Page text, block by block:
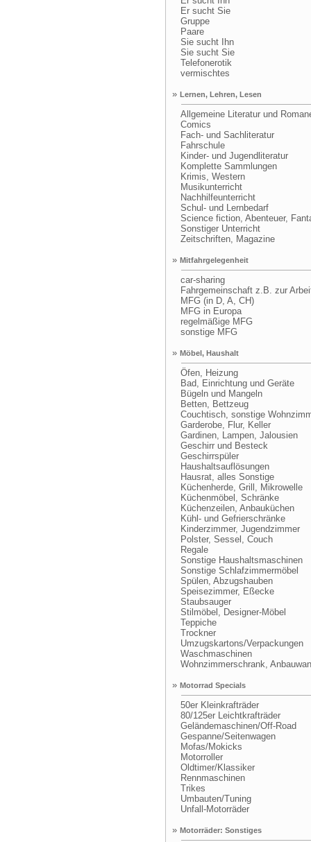
Er sucht Sie
Gruppe
Paare
Sie sucht Ihn
Sie sucht Sie
Telefonerotik
vermischtes
» Lernen, Lehren, Lesen
Allgemeine Literatur und
Comics
Fach- und Sachliteratur
Fahrschule
Kinder- und Jugendliteratur
Komplette Sammlungen
Krimis, Western
Musikunterricht
Nachhilfeunterricht
Schul- und Lernbedarf
Science fiction, Abenteuer,
Sonstiger Unterricht
Zeitschriften, Magazine
» Mitfahrgelegenheit
car-sharing
Fahrgemeinschaft z.B. zur
MFG (in D, A, CH)
MFG in Europa
regelmäßige MFG
sonstige MFG
» Möbel, Haushalt
Öfen, Heizung
Bad, Einrichtung und Geräte
Bügeln und Mangeln
Betten, Bettzeug
Couchtisch, sonstige
Garderobe, Flur, Keller
Gardinen, Lampen, Jalousien
Geschirr und Besteck
Geschirrspüler
Haushaltsauflösungen
Hausrat, alles Sonstige
Küchenherde, Grill, Mikrowelle
Küchenmöbel, Schränke
Küchenzeilen, Anbauküchen
Kühl- und Gefrierschränke
Kinderzimmer, Jugendzimmer
Polster, Sessel, Couch
Regale
Sonstige Haushaltsmaschinen
Sonstige Schlafzimmermöbel
Spülen, Abzugshauben
Speisezimmer, Eßecke
Staubsauger
Stilmöbel, Designer-Möbel
Teppiche
Trockner
Umzugskartons/Verpackungen
Waschmaschinen
Wohnzimmerschrank,
» Motorrad Specials
50er Kleinkrafträder
80/125er Leichtkrafträder
Geländemaschinen/Off-Road
Gespanne/Seitenwagen
Mofas/Mokicks
Motorroller
Oldtimer/Klassiker
Rennmaschinen
Trikes
Umbauten/Tuning
Unfall-Motorräder
» Motorräder: Sonstiges